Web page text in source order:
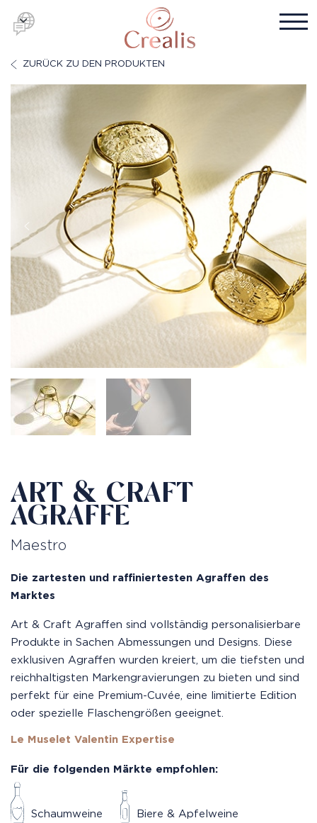
ZURÜCK ZU DEN PRODUKTEN
ART & CRAFT
AGRAFFE
Maestro
Die zartesten und raffiniertesten Agraffen des
Marktes
Art & Craft Agraffen sind vollständig personalisierbare
Produkte in Sachen Abmessungen und Designs. Diese
exklusiven Agraffen wurden kreiert, um die tiefsten und
reichhaltigsten Markengravierungen zu bieten und sind
perfekt für eine Premium-Cuvée, eine limitierte Edition
oder spezielle Flaschengrößen geeignet.
Le Muselet Valentin Expertise
Für die folgenden Märkte empfohlen:
Schaumweine Biere & Apfelweine